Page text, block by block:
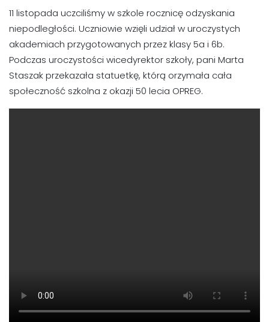
11 listopada uczciliśmy w szkole rocznicę odzyskania
niepodległości. Uczniowie wzięli udział w uroczystych
akademiach przygotowanych przez klasy 5a i 6b.
Podczas uroczystości wicedyrektor szkoły, pani Marta
Staszak przekazała statuetkę, którą orzymała cała
społeczność szkolna z okazji 50 lecia OPREG.